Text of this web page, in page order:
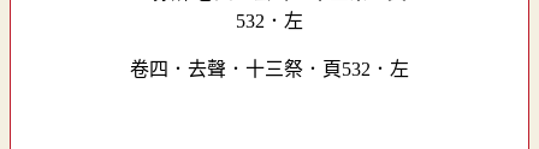
卷四．去聲．十三祭．頁532．左